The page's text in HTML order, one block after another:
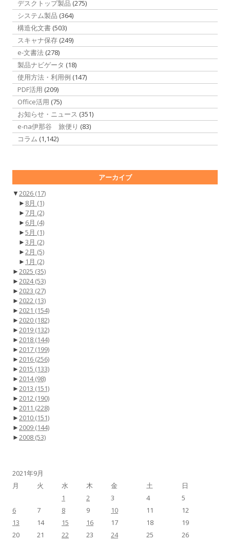
デスクトップ製品 (275)
システム製品 (364)
構造化文書 (503)
スキャナ保存 (249)
e-文書法 (278)
製品ナビゲータ (18)
使用方法・利用例 (147)
PDF活用 (209)
Office活用 (75)
お知らせ・ニュース (351)
e-na伊那谷 旅便り (83)
コラム (1,142)
アーカイブ
▼2026 (17)
► 8月 (1)
► 7月 (2)
► 6月 (4)
►5月 (1)
►3月 (2)
►2月 (5)
► 1月 (2)
►2025 (35)
►2024(53)
►2023 (27)
►2022 (13)
►2021 (154)
►2020 (182)
►2019 (132)
►2018 (144)
►2017 (199)
►2016 (256)
►2015 (133)
►2014(98)
►2013 (151)
►2012 (190)
►2011 (228)
►2010 (151)
►2009 (144)
►2008 (53)
2021年9月
月
火 水 木 金 土
日
1
2 3 4
5
6
7 8 9 10 11
12
13
14 15 16 17 18
19
20
21 22 23 24 25
26